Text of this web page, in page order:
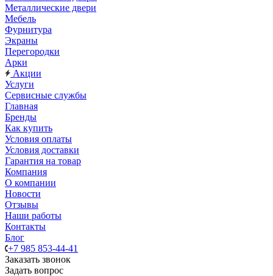
Металлические двери
Мебель
Фурнитура
Экраны
Перегородки
Арки
Акции
Услуги
Сервисные службы
Главная
Бренды
Как купить
Условия оплаты
Условия доставки
Гарантия на товар
Компания
О компании
Новости
Отзывы
Наши работы
Контакты
Блог
+7 985 853-44-41
Заказать звонок
Задать вопрос